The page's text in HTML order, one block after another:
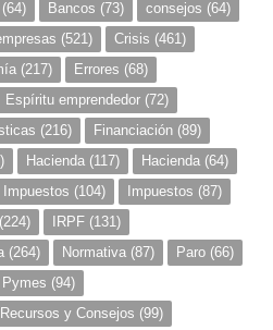
(64) Bancos (73) consejos (64)
(521) Crisis (461)
(217) Errores (68)
Espíritu emprendedor (72)
(216) Financiación (89)
Hacienda (117) Hacienda (64)
Impuestos (104) Impuestos (87)
(224) IRPF (131)
(264) Normativa (87) Paro (66)
Pymes (94)
Recursos y Consejos (99)